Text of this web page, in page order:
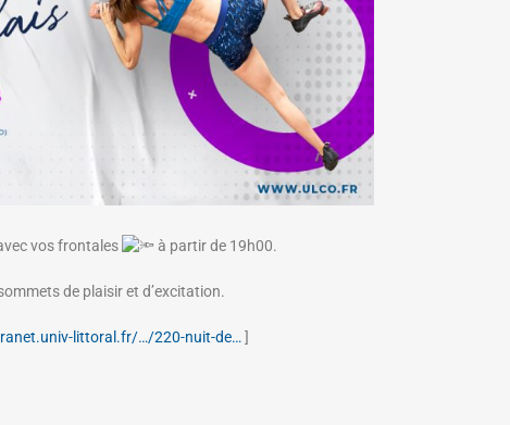
vos frontales à partir de 19h00.
de plaisir et d’excitation.
littoral.fr/…/220-nuit-de… ]